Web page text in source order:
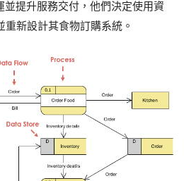
並提升服務交付，他們決定使用資
新設計其食物訂購系統。